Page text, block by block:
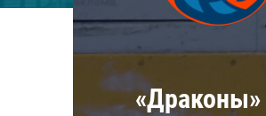
«Драконы»